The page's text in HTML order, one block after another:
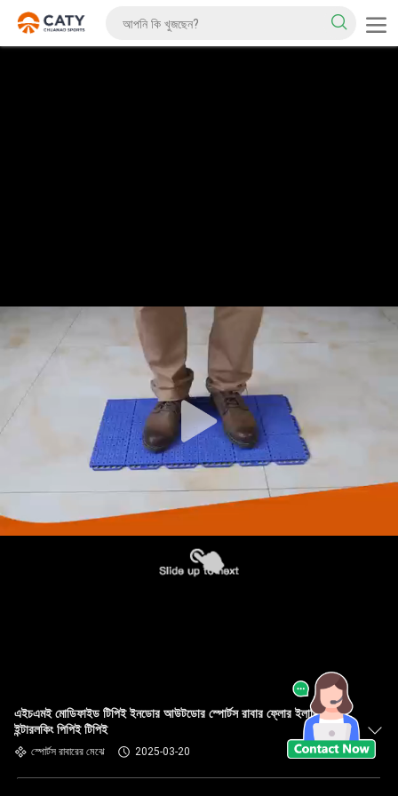
এইচএমই মোডিফাইড টিপিই ইনডোর আউটডোর স্পোর্টস রাবার ফ্লোর ইলাস্টিক
ইন্টারলকিং পিপিই টিপিই
স্পোর্টস রাবারের মেঝে 2025-03-20